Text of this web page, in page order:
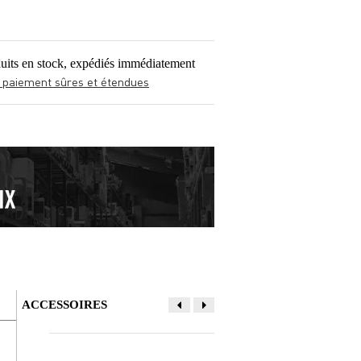
en stock, expédiés immédiatement
sûres et étendues
ACCESSOIRES